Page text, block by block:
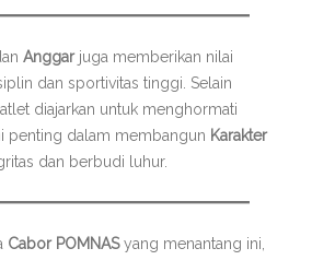
Anggarjuga memberikan nilai
dan sportivitas tinggi. Selain
diajarkan untuk menghormati
penting dalam membangun Karakter
dan berbudi luhur.
Cabor POMNASyang menantang ini,